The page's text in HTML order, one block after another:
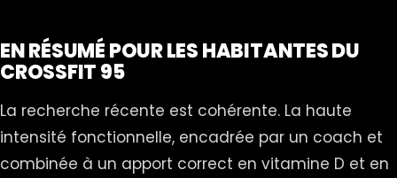
EN RÉSUMÉ POUR LES HABITANTES DU
CROSSFIT 95
La recherche récente est cohérente. La haute
intensité fonctionnelle, encadrée par un coach et
combinée à un apport correct en vitamine D et en